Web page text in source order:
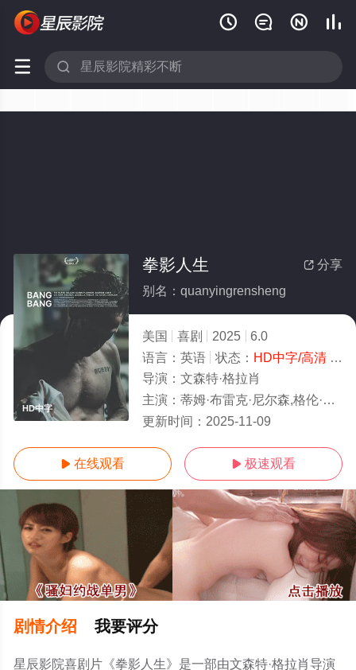
   
 
HD中字
 分享
拳影人生
别名：quanyingrensheng
美国 喜剧 2025
6.0
语言： 英语 状态： HD中字/高清- 免费在线观看
导演： 文森特·格拉肖
主演： 蒂姆·布雷克·尼尔森,格伦·普拉默,Andrew,Liner,凯文·考利甘
更新时间： 2025-11-09
 在线观看  极速观看
剧情介绍 我要评分
星辰影院喜剧片《拳影人生》是一部由文森特·格拉肖导演